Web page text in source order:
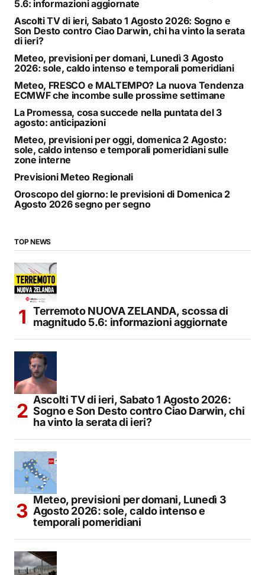
5.6: informazioni aggiornate
Ascolti TV di ieri, Sabato 1 Agosto 2026: Sogno e
Son Desto contro Ciao Darwin, chi ha vinto la serata
di ieri?
Meteo, previsioni per domani, Lunedì 3 Agosto
2026: sole, caldo intenso e temporali pomeridiani
Meteo, FRESCO e MALTEMPO? La nuova Tendenza
ECMWF che incombe sulle prossime settimane
La Promessa, cosa succede nella puntata del 3
agosto: anticipazioni
Meteo, previsioni per oggi, domenica 2 Agosto:
sole, caldo intenso e temporali pomeridiani sulle
zone interne
Previsioni Meteo Regionali
Oroscopo del giorno: le previsioni di Domenica 2
Agosto 2026 segno per segno
TOP NEWS
Terremoto NUOVA ZELANDA, scossa di
magnitudo 5.6: informazioni aggiornate
Ascolti TV di ieri, Sabato 1 Agosto 2026:
Sogno e Son Desto contro Ciao Darwin, chi
ha vinto la serata di ieri?
Meteo, previsioni per domani, Lunedì 3
Agosto 2026: sole, caldo intenso e
temporali pomeridiani